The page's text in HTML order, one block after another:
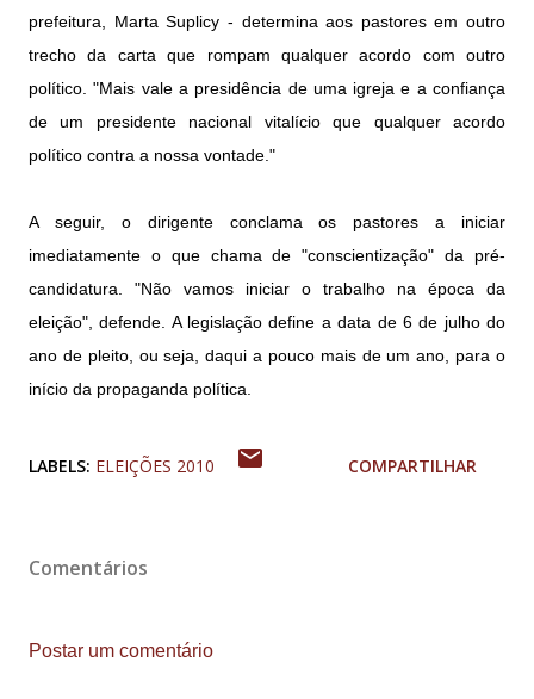
prefeitura, Marta Suplicy - determina aos pastores em outro
trecho da carta que rompam qualquer acordo com outro
político. "Mais vale a presidência de uma igreja e a confiança
de um presidente nacional vitalício que qualquer acordo
político contra a nossa vontade."
A seguir, o dirigente conclama os pastores a iniciar
imediatamente o que chama de "conscientização" da pré-
candidatura. "Não vamos iniciar o trabalho na época da
eleição", defende. A legislação define a data de 6 de julho do
ano de pleito, ou seja, daqui a pouco mais de um ano, para o
início da propaganda política.
LABELS: ELEIÇÕES 2010 COMPARTILHAR
Comentários
Postar um comentário